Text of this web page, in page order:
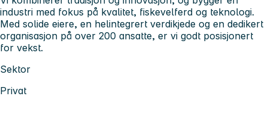
industri med fokus på kvalitet, fiskevelferd og teknologi.
Med solide eiere, en helintegrert verdikjede og en dedikert
organisasjon på over 200 ansatte, er vi godt posisjonert
for vekst.
Sektor
Privat